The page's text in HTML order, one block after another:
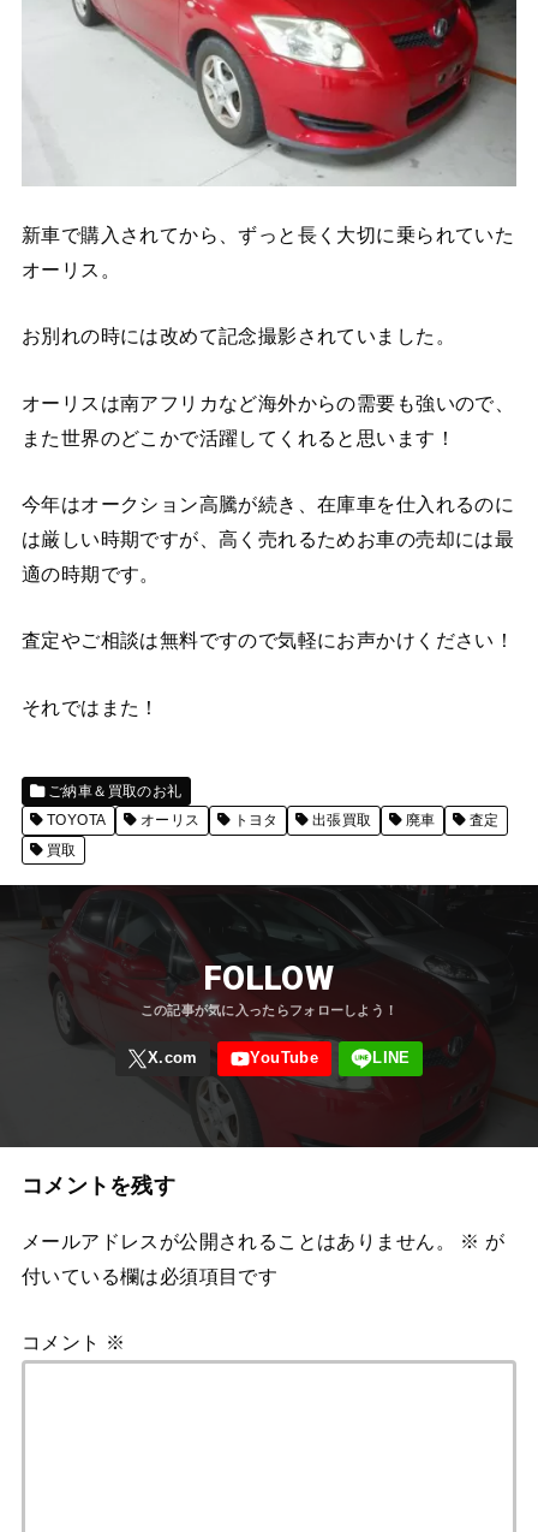
新車で購入されてから、ずっと長く大切に乗られていた
オーリス。
お別れの時には改めて記念撮影されていました。
オーリスは南アフリカなど海外からの需要も強いので、
また世界のどこかで活躍してくれると思います！
今年はオークション高騰が続き、在庫車を仕入れるのに
は厳しい時期ですが、高く売れるためお車の売却には最
適の時期です。
査定やご相談は無料ですので気軽にお声かけください！
それではまた！
ご納車＆買取のお礼
TOYOTA
オーリス トヨタ 出張買取 廃車
査定
買取
FOLLOW
コメントを残す
メールアドレスが公開されることはありません。 ※ が
付いている欄は必須項目です
コメント ※